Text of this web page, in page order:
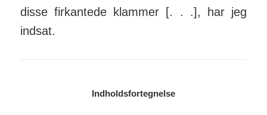
disse fir­kantede klammer [. . .], har jeg
indsat.
Indholdsfortegnelse